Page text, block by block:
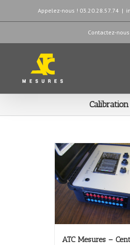
Appelez-nous ! 03.20.28.57.74 |
Contactez-nous
Calibration
ATC Mesures –